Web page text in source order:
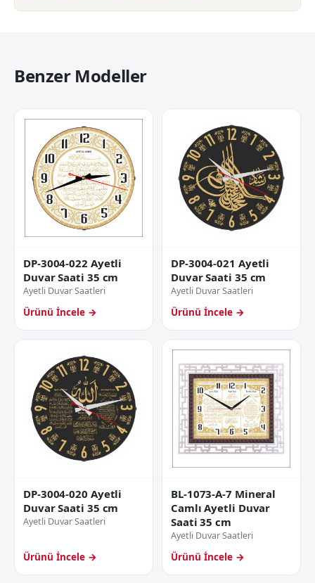
Benzer Modeller
DP-3004-022 Ayetli
Duvar Saati 35 cm
Ayetli Duvar Saatleri
Ürünü İncele →
DP-3004-021 Ayetli
Duvar Saati 35 cm
Ayetli Duvar Saatleri
Ürünü İncele →
DP-3004-020 Ayetli
Duvar Saati 35 cm
Ayetli Duvar Saatleri
Ürünü İncele →
BL-1073-A-7 Mineral
Camlı Ayetli Duvar
Saati 35 cm
Ayetli Duvar Saatleri
Ürünü İncele →